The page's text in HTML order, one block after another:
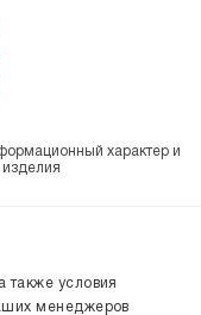
характер и
изделия
также условия
менеджеров